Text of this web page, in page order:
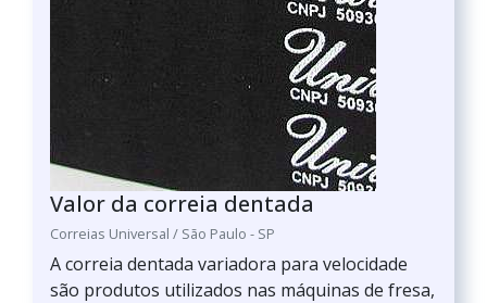
Valor da correia dentada
Correias Universal / São Paulo - SP
A correia dentada variadora para velocidade
são produtos utilizados nas máquinas de fresa,